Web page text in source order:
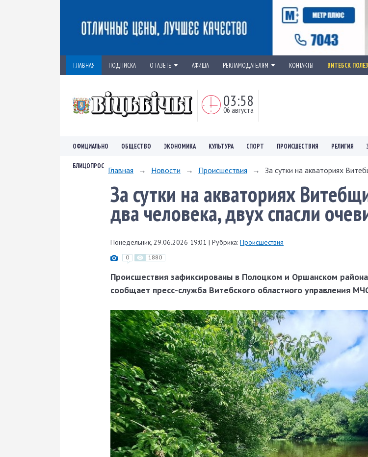
ГЛАВНАЯ ПОДПИСКА О ГАЗЕТЕ АФИША РЕКЛАМОДАТЕЛЯМ КОНТАКТЫ ВИТЕБСК
03:58
06 августа
ОФИЦИАЛЬНО ОБЩЕСТВО ЭКОНОМИКА КУЛЬТУРА СПОРТ ПРОИСШЕСТВИЯ РЕЛИГИЯ
БЛИЦОПРОС Главная → Новости → Происшествия → За сутки на акваториях
За сутки на акваториях
два человека, двух спасли
Понедельник, 29.06.2026 19:01 | Рубрика: Происшествия
0 1880
Происшествия зафиксированы в Полоцком и Оршанском
сообщает пресс-служба Витебского областного управления